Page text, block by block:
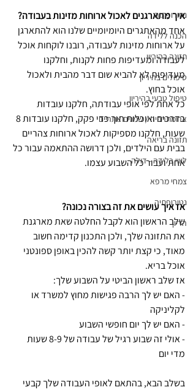
נטורופתיה
הכנה ללידה
תזונה בהיריון
טיפולים בהיריון
טיפול טבעי בהיריון
ארומתרפיה / שמנים אתריים
תזונה בריאה
ליווי בלידה - דולה
צמחי מרפא
נטורופתיה
הריון
איך מתארגנים לאכול ארוחות מזינות בעבודה?
אחד מהאתגרים היומיומיים שלנו הוא להתארגן
על ארוחות מזינות לעבודה, רובנו לוקחות אוכל
לעבודה ומעדיפות פחות לקנות, וחלקנו
מעדיפות לא להביא שום דבר מהבית ולאכול
אוכל בחוץ.
כל אחת לפי אופי עבודתה, חלקנו עובדות
שעות, חלקנו מספיקות לאכול ארוחות צהריים
בבית עם הילדים, ולכן דרושה ההתאמה עבור כל
אחת ועבור כל השבוע עצמו.
אז איך עושים את זה בצורה נכונה?
שלב הראשון הוא לקבל החלטה שאת מארגנת
את התזונה שלך, ולכן התכנון קדימה חשוב
מאוד, כי קצת יותר קשה להכין באופן ספונטני
אוכל בריא.
אז שלב ראשון הביטי על השבוע שלך:
- האם יש לך הרבה פגישות מחוץ למשרד או
לקליניקה
- האם יש לך יום חופשי השבוע
- אולי זה שבוע רגיל של עבודה של 8-9 שעות
מדי יום
בשלב הבא, בהתאם לאופי העבודה שלך קבעי